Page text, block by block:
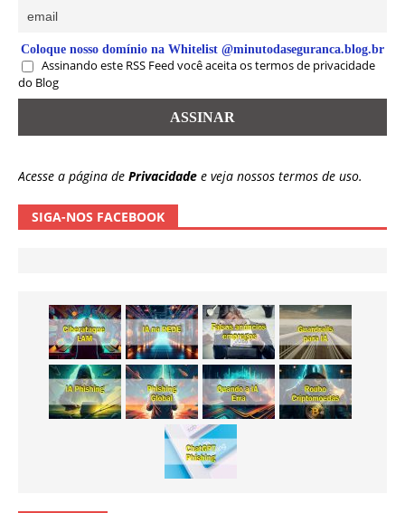
Coloque nosso domínio na Whitelist @minutodaseguranca.blog.br
Assinando este RSS Feed você aceita os termos de privacidade
do Blog
Acesse a página de Privacidade e veja nossos termos de uso.
SIGA-NOS FACEBOOK